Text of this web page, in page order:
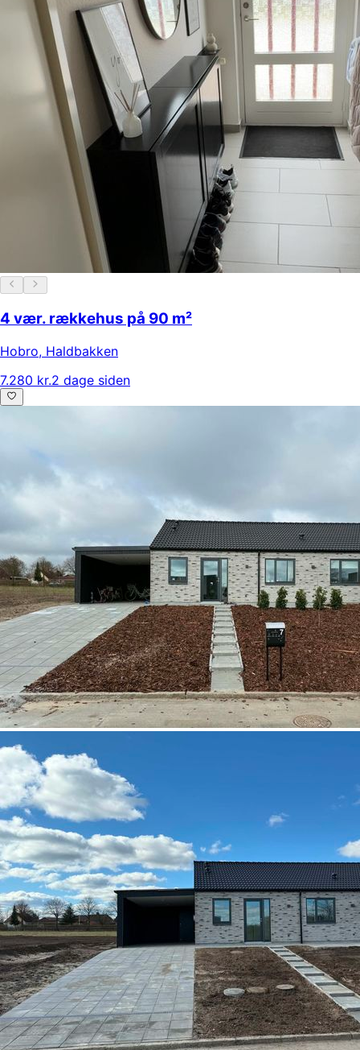
4 vær. rækkehus på 90 m²
Hobro, Haldbakken
7.280 kr.2 dage siden